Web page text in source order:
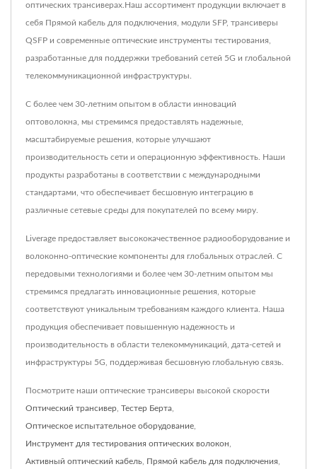
оптических трансиверах.Наш ассортимент продукции включает в
себя Прямой кабель для подключения, модули SFP, трансиверы
QSFP и современные оптические инструменты тестирования,
разработанные для поддержки требований сетей 5G и глобальной
телекоммуникационной инфраструктуры.
С более чем 30-летним опытом в области инноваций
оптоволокна, мы стремимся предоставлять надежные,
масштабируемые решения, которые улучшают
производительность сети и операционную эффективность. Наши
продукты разработаны в соответствии с международными
стандартами, что обеспечивает бесшовную интеграцию в
различные сетевые среды для покупателей по всему миру.
Liverage предоставляет высококачественное радиооборудование и
волоконно-оптические компоненты для глобальных отраслей. С
передовыми технологиями и более чем 30-летним опытом мы
стремимся предлагать инновационные решения, которые
соответствуют уникальным требованиям каждого клиента. Наша
продукция обеспечивает повышенную надежность и
производительность в области телекоммуникаций, дата-сетей и
инфраструктуры 5G, поддерживая бесшовную глобальную связь.
Посмотрите наши оптические трансиверы высокой скорости
Оптический трансивер Тестер Берта
Оптическое испытательное оборудование
Инструмент для тестирования оптических волокон
Активный оптический кабель Прямой кабель для подключения